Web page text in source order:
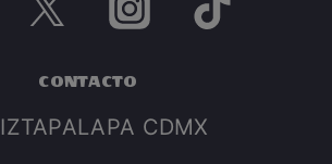
CONTACTO
IZTAPALAPA CDMX